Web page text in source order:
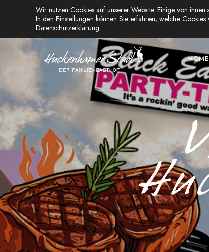
Huckenham 11, D-94137 Bayerbach
HOME
Wir nutzen Cookies auf unserer Website. Einige von
In den Einstellungen können Sie erfahren, welche
Datenschutzerklärung.